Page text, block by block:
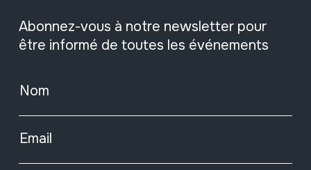
Abonnez-vous à notre newsletter pour
être informé de toutes les événements
Nom
Email